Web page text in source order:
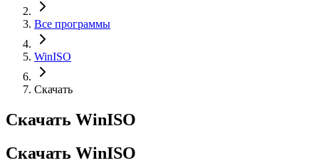
Все программы
WinISO
Скачать
Скачать WinISO
Скачать WinISO